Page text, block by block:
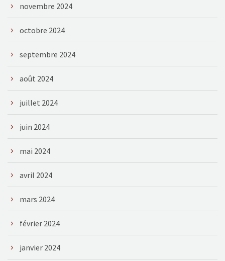
novembre 2024
octobre 2024
septembre 2024
août 2024
juillet 2024
juin 2024
mai 2024
avril 2024
mars 2024
février 2024
janvier 2024